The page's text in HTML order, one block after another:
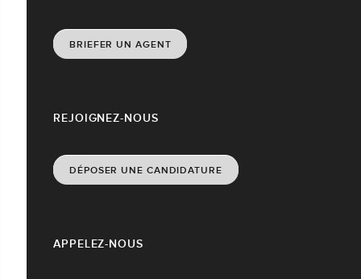
REJOIGNEZ-NOUS
DÉPOSER UNE CANDIDATURE
APPELEZ-NOUS
BRIEFER UN AGENT